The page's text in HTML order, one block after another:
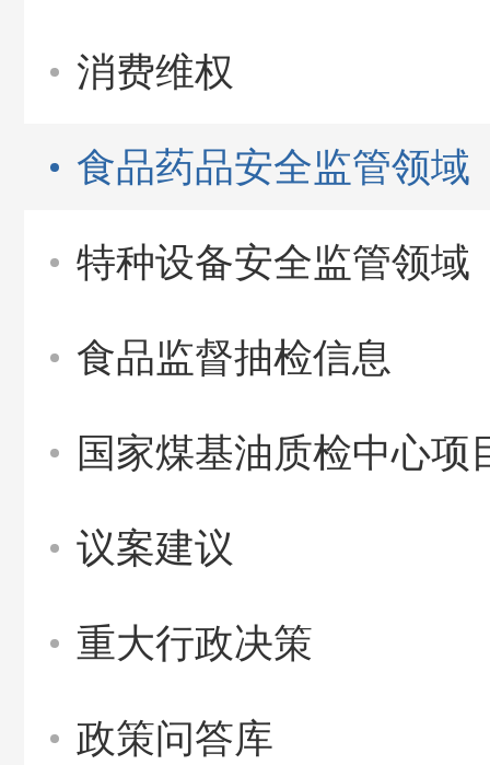
消费维权
食品药品安全监管领域
特种设备安全监管领域
食品监督抽检信息
国家煤基油质检中心项
议案建议
重大行政决策
政策问答库